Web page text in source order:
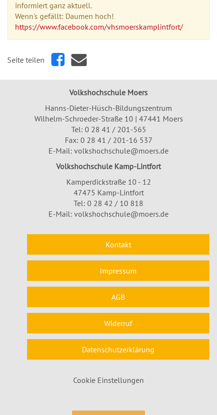
informiert ganz aktuell.
Wenn's gefällt: Daumen hoch!
https://www.facebook.com/vhsmoerskamplintfort/
Seite teilen
Volkshochschule Moers
Hanns-Dieter-Hüsch-Bildungszentrum
Wilhelm-Schroeder-Straße 10 | 47441 Moers
Tel: 0 28 41 / 201-565
Fax: 0 28 41 / 201-16 537
E-Mail: volkshochschule@moers.de
Volkshochschule Kamp-Lintfort
Kamperdickstraße 10 - 12
47475 Kamp-Lintfort
Tel: 0 28 42 / 10 818
E-Mail: volkshochschule@moers.de
Kontakt
Impressum
AGB
Widerruf
Datenschutzerklärung
Cookie Einstellungen